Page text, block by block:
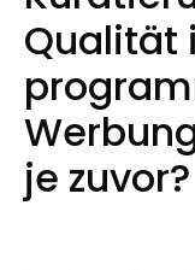
Qualität
je zuvor?